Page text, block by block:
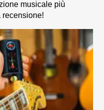
musicale più
recensione!